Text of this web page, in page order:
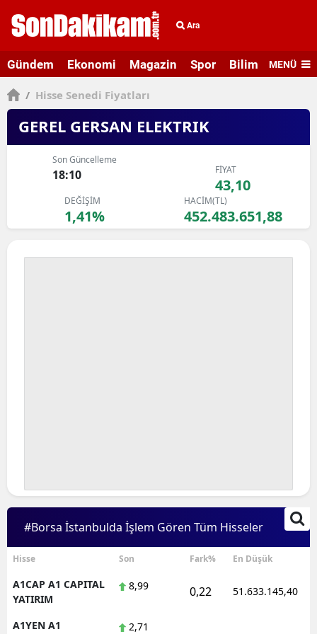
Ara
Gündem Ekonomi Magazin Spor Bilim veMENÜ
/ Hisse Senedi Fiyatları
GEREL GERSAN ELEKTRIK
Son Güncelleme
18:10 FİYAT
43,10
DEĞİŞİM
1,41%
HACİM(TL)
452.483.651,88
#Borsa İstanbulda İşlem Gören Tüm Hisseler
Hisse Son Fark% En Düşük
A1CAP A1 CAPITAL
YATIRIM
8,99 0,22 51.633.145,40
A1YEN A1
2,71